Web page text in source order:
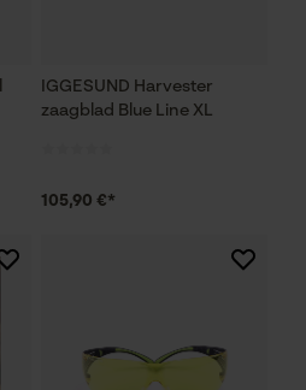
IGGESUND Harvester
zaagblad Blue Line XL
105,90 €*